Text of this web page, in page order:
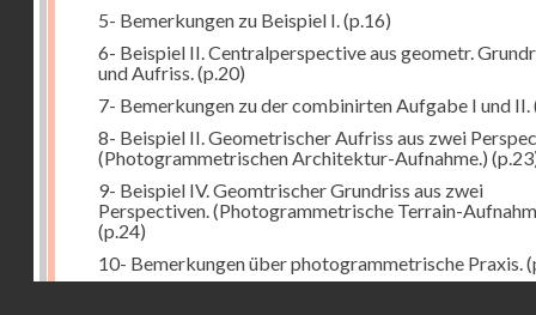
5- Bemerkungen zu Beispiel I. (p.16)
6- Beispiel II. Centralperspective aus geometr.
und Aufriss. (p.20)
7- Bemerkungen zu der combinirten Aufgabe I und II.
8- Beispiel II. Geometrischer Aufriss aus zwei
(Photogrammetrischen Architektur-Aufnahme.)
9- Beispiel IV. Geomtrischer Grundriss aus zwei
Perspectiven. (Photogrammetrische Terrain-
(p.24)
10- Bemerkungen über photogrammetrische Praxis.